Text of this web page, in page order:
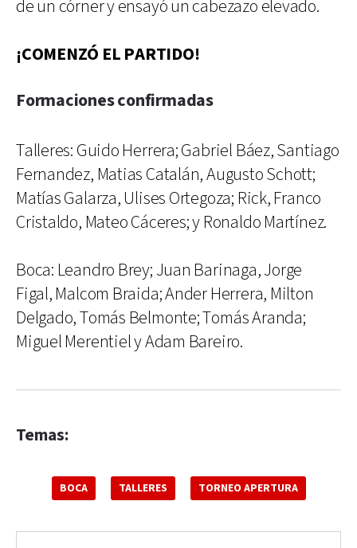
de un córner y ensayó un cabezazo elevado.
¡COMENZÓ EL PARTIDO!
Formaciones confirmadas
Talleres: Guido Herrera; Gabriel Báez, Santiago
Fernandez, Matias Catalán, Augusto Schott;
Matías Galarza, Ulises Ortegoza; Rick, Franco
Cristaldo, Mateo Cáceres; y Ronaldo Martínez.
Boca: Leandro Brey; Juan Barinaga, Jorge
Figal, Malcom Braida; Ander Herrera, Milton
Delgado, Tomás Belmonte; Tomás Aranda;
Miguel Merentiel y Adam Bareiro.
Temas:
BOCA TALLERES TORNEO APERTURA